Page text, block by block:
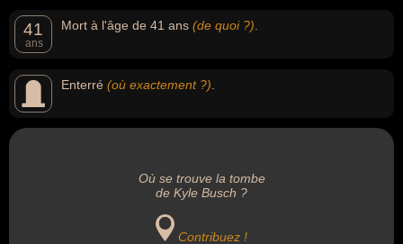
41
ans
Mort à l'âge de 41 ans (de quoi ?)
Enterré (où exactement ?)
Où se trouve la tombe
de Kyle Busch ?
Contribuez !